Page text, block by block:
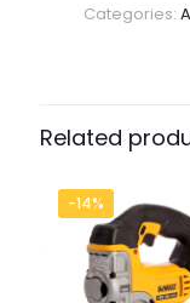
Categories:
Related
-14%